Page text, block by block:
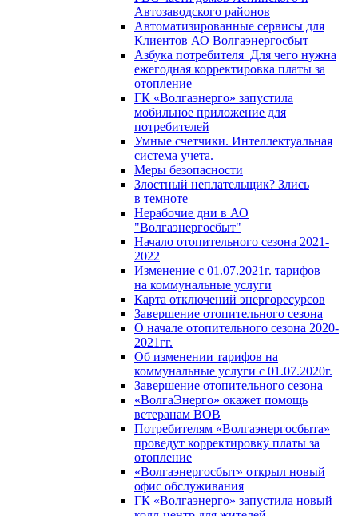
Автозаводского районов
Автоматизированные сервисы для
Клиентов АО Волгаэнергосбыт
Азбука потребителя_Для чего нужна
ежегодная корректировка платы за
отопление
ГК «Волгаэнерго» запустила
мобильное приложение для
потребителей
Умные счетчики. Интеллектуальная
система учета.
Меры безопасности
Злостный неплательщик? Злись
в темноте
Нерабочие дни в АО
"Волгаэнергосбыт"
Начало отопительного сезона 2021-
2022
Изменение с 01.07.2021г. тарифов
на коммунальные услуги
Карта отключений энергоресурсов
Завершение отопительного сезона
О начале отопительного сезона 2020-
2021гг.
Об изменении тарифов на
коммунальные услуги с 01.07.2020г.
Завершение отопительного сезона
«ВолгаЭнерго» окажет помощь
ветеранам ВОВ
Потребителям «Волгаэнергосбыта»
проведут корректировку платы за
отопление
«Волгаэнергосбыт» открыл новый
офис обслуживания
ГК «Волгаэнерго» запустила новый